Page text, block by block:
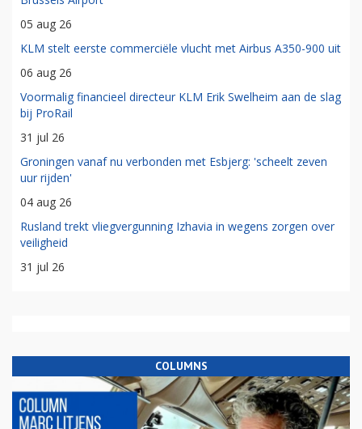
05 aug 26
KLM stelt eerste commerciële vlucht met Airbus A350-900 uit
06 aug 26
Voormalig financieel directeur KLM Erik Swelheim aan de slag
bij ProRail
31 jul 26
Groningen vanaf nu verbonden met Esbjerg: 'scheelt zeven
uur rijden'
04 aug 26
Rusland trekt vliegvergunning Izhavia in wegens zorgen over
veiligheid
31 jul 26
COLUMNS